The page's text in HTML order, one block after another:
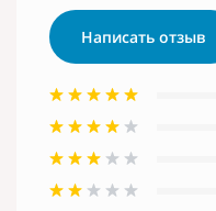
Написать отзыв